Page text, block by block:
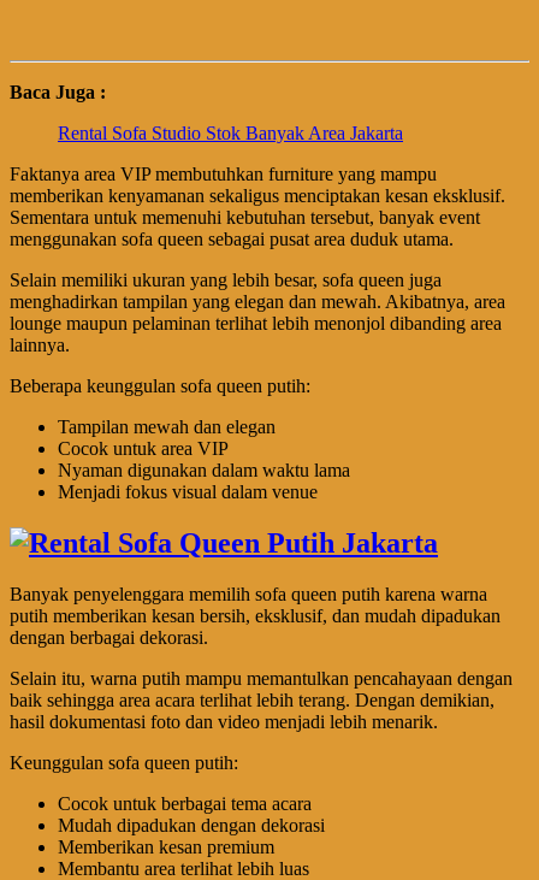
Baca Juga :
Rental Sofa Studio Stok Banyak Area Jakarta
Faktanya area VIP membutuhkan furniture yang mampu
memberikan kenyamanan sekaligus menciptakan kesan eksklusif.
Sementara untuk memenuhi kebutuhan tersebut, banyak event
menggunakan sofa queen sebagai pusat area duduk utama.
Selain memiliki ukuran yang lebih besar, sofa queen juga
menghadirkan tampilan yang elegan dan mewah. Akibatnya, area
lounge maupun pelaminan terlihat lebih menonjol dibanding area
lainnya.
Beberapa keunggulan sofa queen putih:
Tampilan mewah dan elegan
Cocok untuk area VIP
Nyaman digunakan dalam waktu lama
Menjadi fokus visual dalam venue
Banyak penyelenggara memilih sofa queen putih karena warna
putih memberikan kesan bersih, eksklusif, dan mudah dipadukan
dengan berbagai dekorasi.
Selain itu, warna putih mampu memantulkan pencahayaan dengan
baik sehingga area acara terlihat lebih terang. Dengan demikian,
hasil dokumentasi foto dan video menjadi lebih menarik.
Keunggulan sofa queen putih:
Cocok untuk berbagai tema acara
Mudah dipadukan dengan dekorasi
Memberikan kesan premium
Membantu area terlihat lebih luas